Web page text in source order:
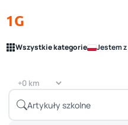
1G
Wszystkie kategorie Jestem